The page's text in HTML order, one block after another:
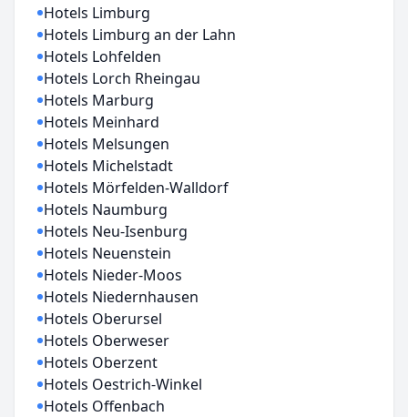
Hotels Limburg
Hotels Limburg an der Lahn
Hotels Lohfelden
Hotels Lorch Rheingau
Hotels Marburg
Hotels Meinhard
Hotels Melsungen
Hotels Michelstadt
Hotels Mörfelden-Walldorf
Hotels Naumburg
Hotels Neu-Isenburg
Hotels Neuenstein
Hotels Nieder-Moos
Hotels Niedernhausen
Hotels Oberursel
Hotels Oberweser
Hotels Oberzent
Hotels Oestrich-Winkel
Hotels Offenbach